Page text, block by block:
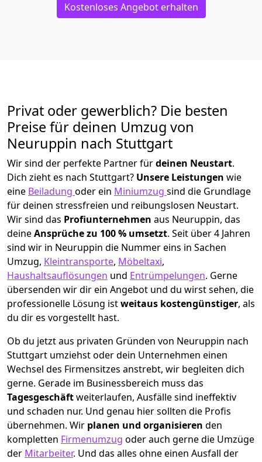
Kostenloses Angebot erhalten
Privat oder gewerblich? Die besten
Preise für deinen Umzug von
Neuruppin nach Stuttgart
Wir sind der perfekte Partner fürdeinen Neustart.
Dich zieht es nach Stuttgart? Unsere Leistungen wie
eine Beiladung oder ein Miniumzug sind die Grundlage
für deinen stressfreien und reibungslosen Neustart.
Wir sind das Profiunternehmen aus Neuruppin, das
deineAnsprüche zu 100 % umsetzt. Seit über 4 Jahren
sind wir in Neuruppin die Nummer eins in Sachen
Umzug, Kleintransporte, Möbeltaxi,
Haushaltsauflösungen und Entrümpelungen. Gerne
übersenden wir dir ein Angebot und du wirst sehen, die
professionelle Lösung istweitaus kostengünstiger, als
du dir es vorgestellt hast.
Ob du jetzt aus privaten Gründen von Neuruppin nach
Stuttgart umziehst oder dein Unternehmen einen
Wechsel des Firmensitzes anstrebt, wir begleiten dich
gerne. Gerade im Businessbereich muss das
Tagesgeschäftweiterlaufen, Ausfälle sind ineffektiv
und schaden nur. Und genau hier sollten die Profis
übernehmen. Wir planen und organisieren den
kompletten Firmenumzug oder auch gerne die Umzüge
der Mitarbeiter. Und das alles ohne einen Ausfall der